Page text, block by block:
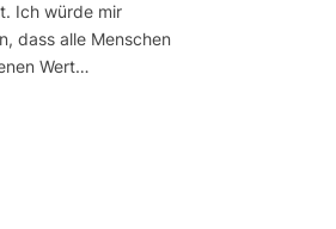
Ich würde mir
dass alle Menschen
Wert…